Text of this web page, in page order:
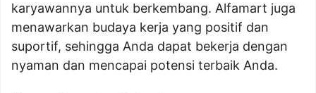
karyawannya untuk berkembang. Alfamart juga
menawarkan budaya kerja yang positif dan
suportif, sehingga Anda dapat bekerja dengan
nyaman dan mencapai potensi terbaik Anda.